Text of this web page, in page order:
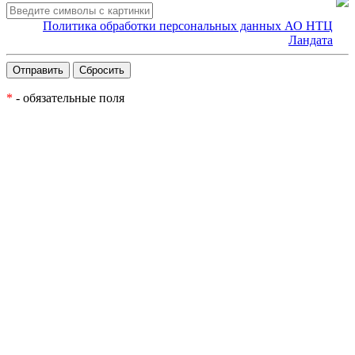
Политика обработки персональных данных АО НТЦ
Ландата
* - обязательные поля